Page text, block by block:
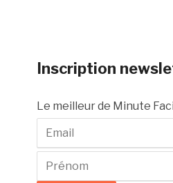
Inscription
Le meilleur de Minute